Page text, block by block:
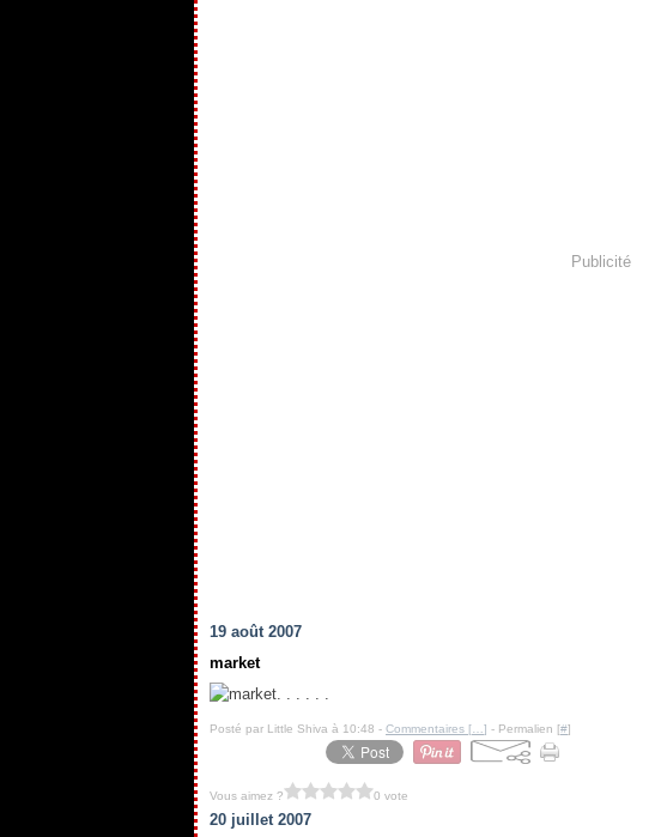
Publicité
19 août 2007
market
. . . . . .
Posté par Little Shiva à 10:48 - Commentaires [ ] - Permalien [#]
Vous aimez ? 0 vote
20 juillet 2007